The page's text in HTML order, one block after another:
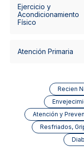
Ejercicio y
Acondicionamiento
Físico
Atención Primaria
Recien
Atención y
Resfriados,